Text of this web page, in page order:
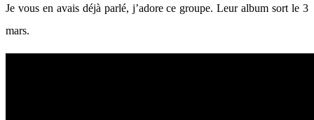
Je vous en avais déjà parlé, j’adore ce groupe. Leur album sort le 3
mars.